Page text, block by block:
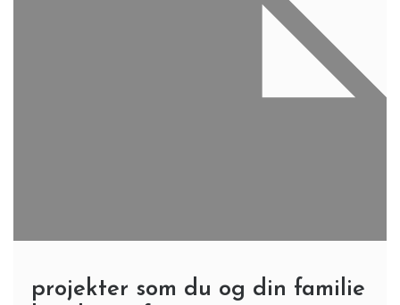
projekter som du og din familie